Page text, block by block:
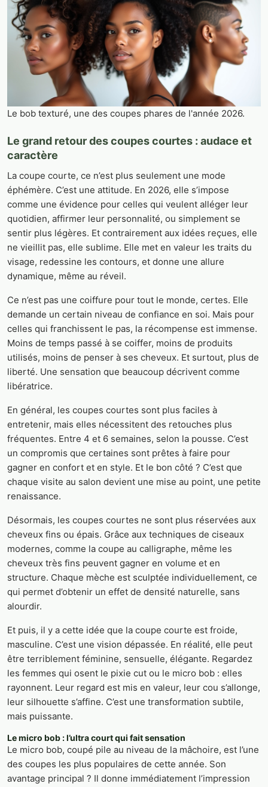
Le bob texturé, une des coupes phares de l'année 2026.
Le grand retour des coupes courtes : audace et
caractère
La coupe courte, ce n’est plus seulement une mode
éphémère. C’est une attitude. En 2026, elle s’impose
comme une évidence pour celles qui veulent alléger leur
quotidien, affirmer leur personnalité, ou simplement se
sentir plus légères. Et contrairement aux idées reçues, elle
ne vieillit pas, elle sublime. Elle met en valeur les traits du
visage, redessine les contours, et donne une allure
dynamique, même au réveil.
Ce n’est pas une coiffure pour tout le monde, certes. Elle
demande un certain niveau de confiance en soi. Mais pour
celles qui franchissent le pas, la récompense est immense.
Moins de temps passé à se coiffer, moins de produits
utilisés, moins de penser à ses cheveux. Et surtout, plus de
liberté. Une sensation que beaucoup décrivent comme
libératrice.
En général, les coupes courtes sont plus faciles à
entretenir, mais elles nécessitent des retouches plus
fréquentes. Entre 4 et 6 semaines, selon la pousse. C’est
un compromis que certaines sont prêtes à faire pour
gagner en confort et en style. Et le bon côté ? C’est que
chaque visite au salon devient une mise au point, une petite
renaissance.
Désormais, les coupes courtes ne sont plus réservées aux
cheveux fins ou épais. Grâce aux techniques de ciseaux
modernes, comme la coupe au calligraphe, même les
cheveux très fins peuvent gagner en volume et en
structure. Chaque mèche est sculptée individuellement, ce
qui permet d’obtenir un effet de densité naturelle, sans
alourdir.
Et puis, il y a cette idée que la coupe courte est froide,
masculine. C’est une vision dépassée. En réalité, elle peut
être terriblement féminine, sensuelle, élégante. Regardez
les femmes qui osent le pixie cut ou le micro bob : elles
rayonnent. Leur regard est mis en valeur, leur cou s’allonge,
leur silhouette s’affine. C’est une transformation subtile,
mais puissante.
Le micro bob : l’ultra court qui fait sensation
Le micro bob, coupé pile au niveau de la mâchoire, est l’une
des coupes les plus populaires de cette année. Son
avantage principal ? Il donne immédiatement l’impression